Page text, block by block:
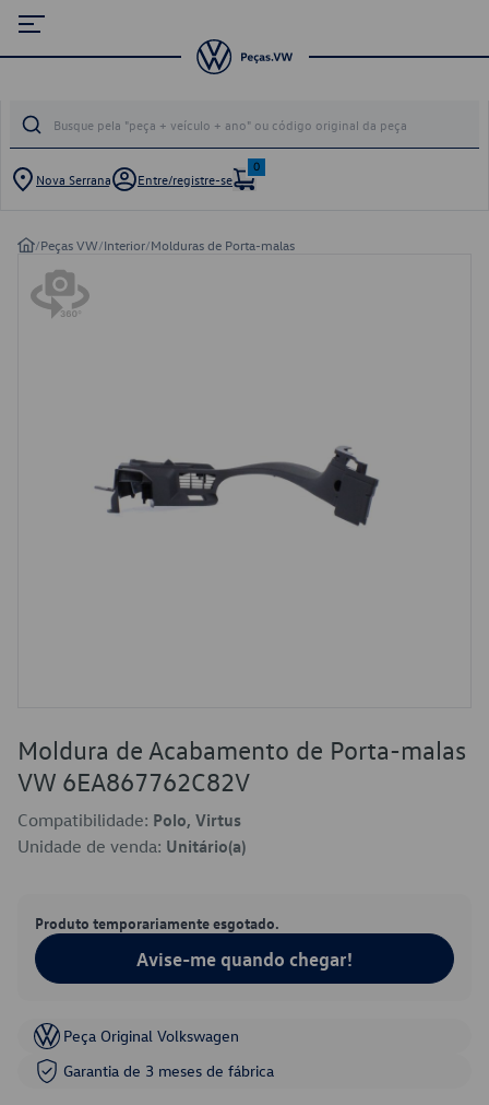
Nova Serrana Entre/registre-se
0
/Peças VW/Interior/Molduras de Porta-malas
Moldura de Acabamento de Porta-malas
VW 6EA867762C82V
Compatibilidade: Polo, Virtus
Unidade de venda: Unitário(a)
Produto temporariamente esgotado.
Avise-me quando chegar!
Peça Original Volkswagen
Garantia de 3 meses de fábrica